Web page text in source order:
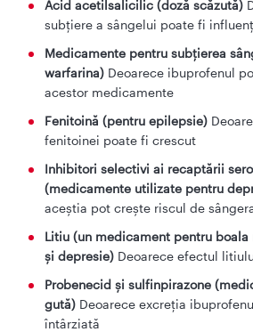
Acid acetilsalicilic (doză scăzută)
subțiere a sângelui poate fi
Medicamente pentru subțierea
warfarina) Deoarece ibuprofenul
acestor medicamente
Fenitoină (pentru epilepsie)
fenitoinei poate fi crescut
Inhibitori selectivi ai recaptării
(medicamente utilizate pentru
aceștia pot crește riscul de
Litiu (un medicament pentru boala
și depresie) Deoarece efectul
Probenecid și sulfinpirazone
gută) Deoarece excreția
întârziată